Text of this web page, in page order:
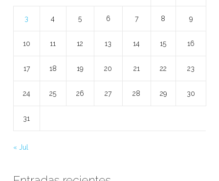
3 4 5 6 7 8 9
10 11 12 13 14 15 16
17 18 19 20 21 22 23
24 25 26 27 28 29 30
31
« Jul